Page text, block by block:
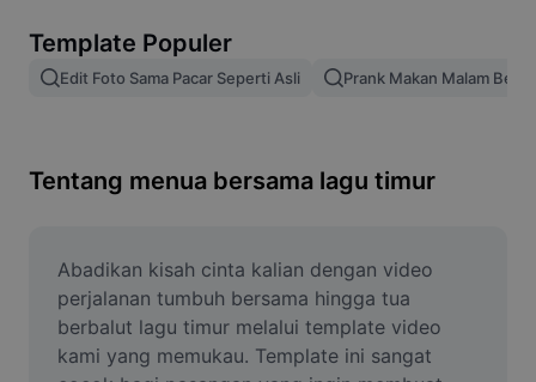
Gabung gambar
Ubah Ukuran Gambar
Pembuat Meme
AI Text Remover
AI People Remover
Template Populer
Edit Foto Sama Pacar Seperti Asli Prank Makan Malam
Tentang menua bersama lagu timur
Abadikan kisah cinta kalian dengan video
perjalanan tumbuh bersama hingga tua
berbalut lagu timur melalui template video
kami yang memukau. Template ini sangat